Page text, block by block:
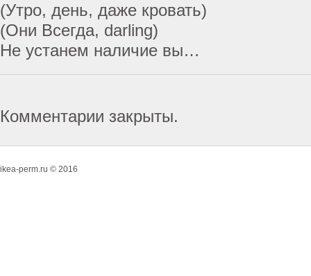
(Утро, день, даже кровать)
(Они Всегда, darling)
Не устанем наличие вы…
Комментарии закрыты.
ikea-perm.ru © 2016